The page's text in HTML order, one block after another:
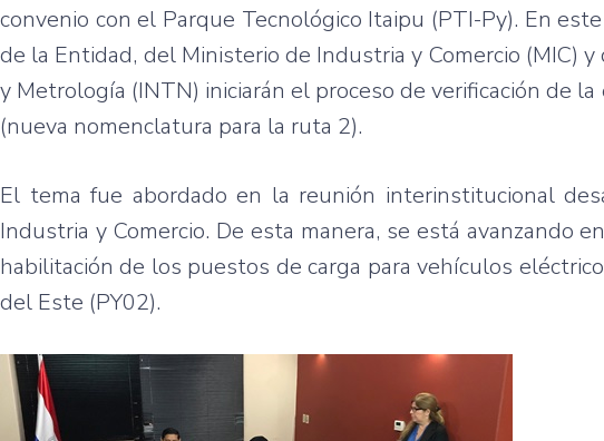
convenio con el Parque Tecnológico Itaipu (PTI-Py). En
de la Entidad, del Ministerio de Industria y Comercio (MIC)
y Metrología (INTN) iniciarán el proceso de verificación de
(nueva nomenclatura para la ruta 2).
El tema fue abordado en la reunión interinstitucional
Industria y Comercio. De esta manera, se está avanzando
habilitación de los puestos de carga para vehículos
del Este (PY02).